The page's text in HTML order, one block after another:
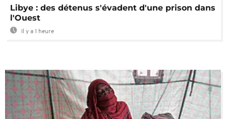
Libye : des détenus s'évadent d'une prison dans
l'Ouest
Il y a 1 heure